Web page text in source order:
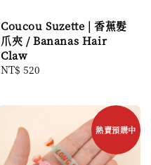
Coucou Suzette | 香蕉髮
爪夾 / Bananas Hair
Claw
Regular
NT$ 520
熱賣預購中